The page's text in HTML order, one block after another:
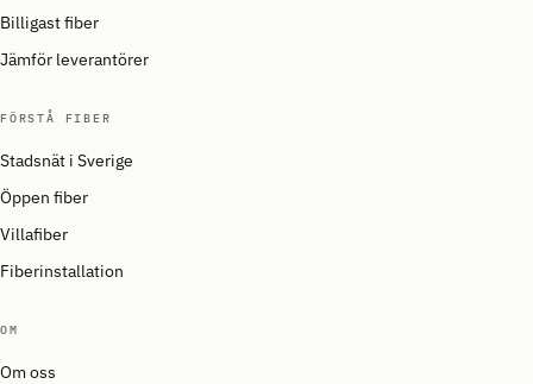
Billigast fiber
Jämför leverantörer
FÖRSTÅ FIBER
Stadsnät i Sverige
Öppen fiber
Villafiber
Fiberinstallation
OM
Om oss